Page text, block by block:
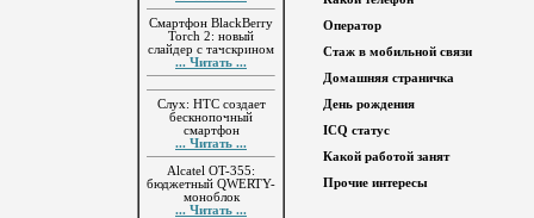
Смартфон BlackBerry
Torch 2: новый
слайдер с тачскрином
... Читать ...
Слух: HTC создает
бескнопочный
смартфон
... Читать ...
Alcatel OT-355:
бюджетный QWERTY-
моноблок
... Читать ...
Оператор
Стаж в мобильной связи
Домашняя страничка
День рождения
ICQ статус
Какой работой занят
Прочие интересы